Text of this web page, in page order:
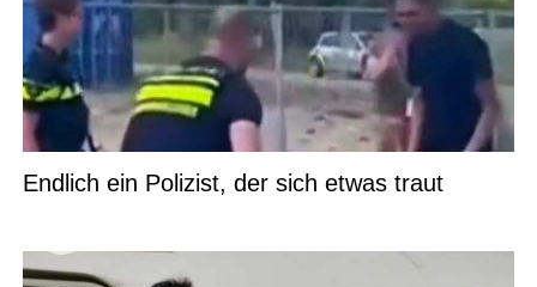
Endlich ein Polizist, der sich etwas traut